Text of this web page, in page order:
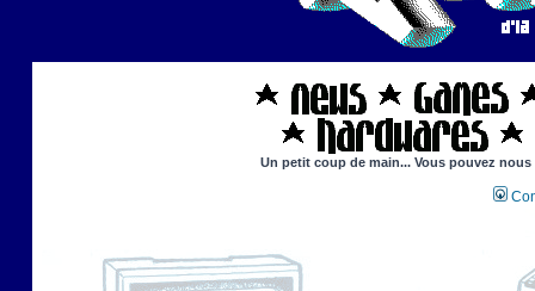
Un petit coup de main... Vous pouvez